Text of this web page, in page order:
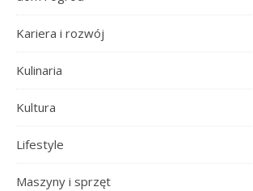
Kariera i rozwój
Kulinaria
Kultura
Lifestyle
Maszyny i sprzęt